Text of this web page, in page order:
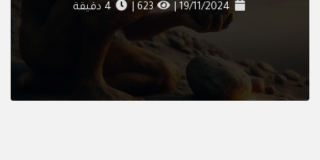
19/11/2024
|
623
4 دقيقة